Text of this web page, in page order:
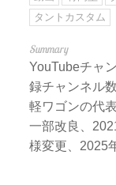
タントカスタム
YouTubeチャ
録チャンネル
軽ワゴンの代
一部改良、
様変更、2025